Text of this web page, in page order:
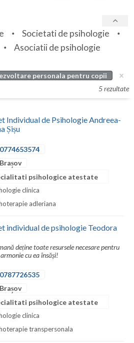
Societati de psihologie
Asociatii de psihologie
personala pentru copii
5 rezultate
Individual de Psihologie Andreea-
Șișu
0774653574
Brașov
psihologice atestate
clinica
adleriana
individual de psihologie Teodora
deține toate resursele necesare pentru
cu ea însăși!
0787726535
Brașov
psihologice atestate
clinica
transpersonala